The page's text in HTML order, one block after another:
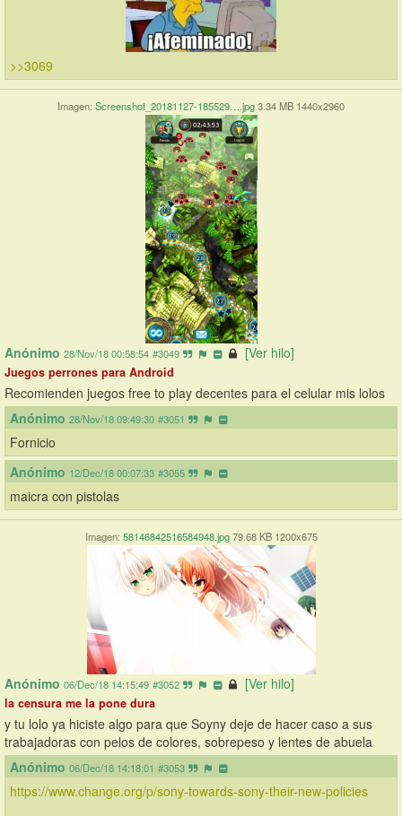
>>3069
Imagen: Screenshot_20181127-185529….jpg3.34 MB 1440x2960
Anónimo 28/Nov/18 00:58:54 #3049 [Ver hilo]
Juegos perrones para Android
Recomienden juegos free to play decentes para el celular mis lolos
Anónimo 28/Nov/18 09:49:30 #3051
Fornicio
Anónimo 12/Dec/18 00:07:33 #3055
maicra con pistolas
Imagen: 58146842516584948.jpg 79.68 KB 1200x675
Anónimo 06/Dec/18 14:15:49 #3052 [Ver hilo]
la censura me la pone dura
y tu lolo ya hiciste algo para que Soyny deje de hacer caso a sus
trabajadoras con pelos de colores, sobrepeso y lentes de abuela
Anónimo 06/Dec/18 14:18:01 #3053
https://www.change.org/p/sony-towards-sony-their-new-policies